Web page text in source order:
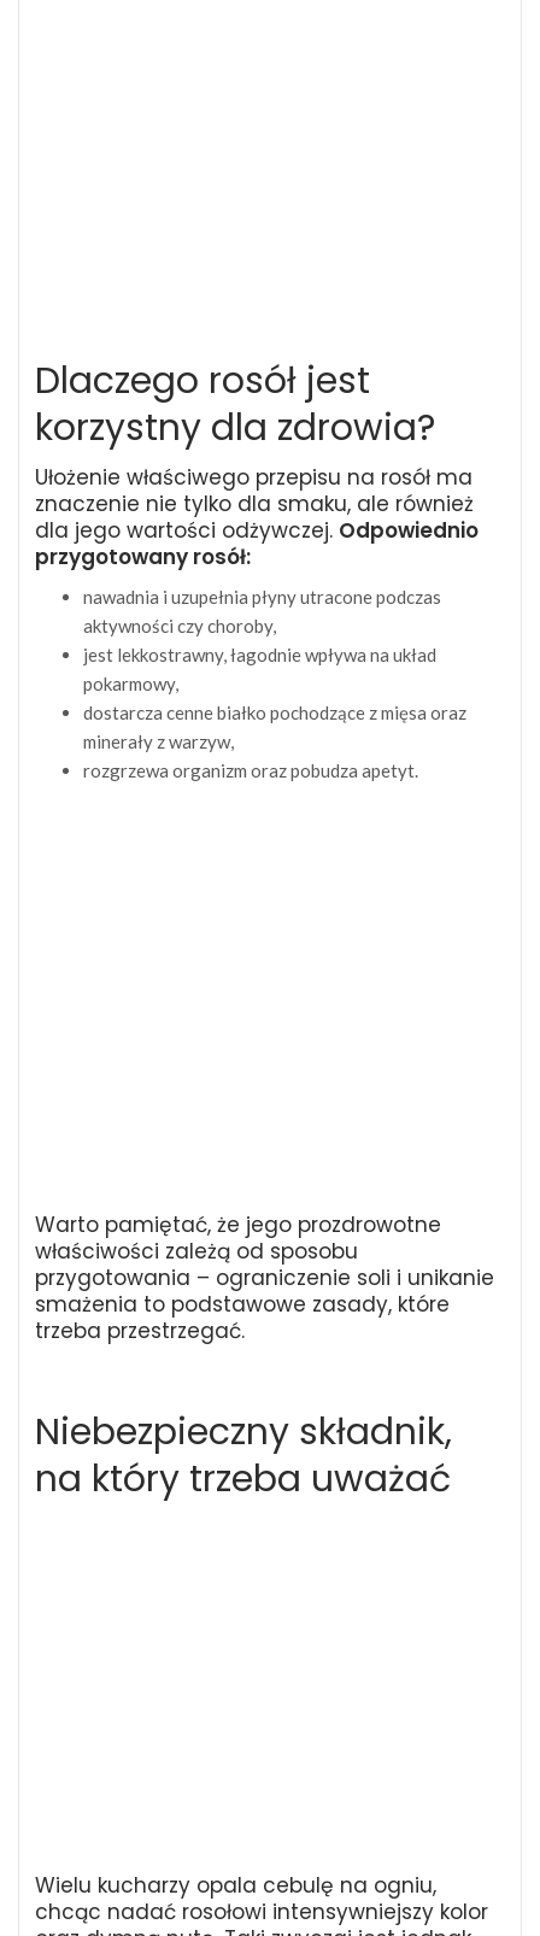
Dlaczego rosół jest
korzystny dla zdrowia?
Ułożenie właściwego przepisu na rosół ma
znaczenie nie tylko dla smaku, ale również
dla jego wartości odżywczej. Odpowiednio
przygotowany rosół:
nawadnia i uzupełnia płyny utracone podczas
aktywności czy choroby,
jest lekkostrawny, łagodnie wpływa na układ
pokarmowy,
dostarcza cenne białko pochodzące z mięsa oraz
minerały z warzyw,
rozgrzewa organizm oraz pobudza apetyt.
Warto pamiętać, że jego prozdrowotne
właściwości zależą od sposobu
przygotowania – ograniczenie soli i unikanie
smażenia to podstawowe zasady, które
trzeba przestrzegać.
Niebezpieczny składnik,
na który trzeba uważać
Wielu kucharzy opala cebulę na ogniu,
chcąc nadać rosołowi intensywniejszy kolor